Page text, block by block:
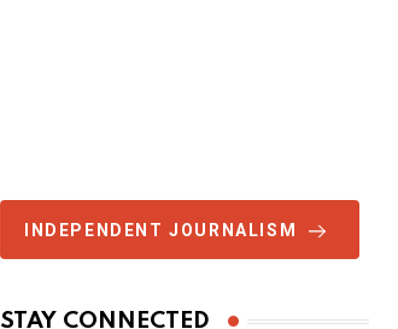
INDEPENDENT JOURNALISM
STAY CONNECTED